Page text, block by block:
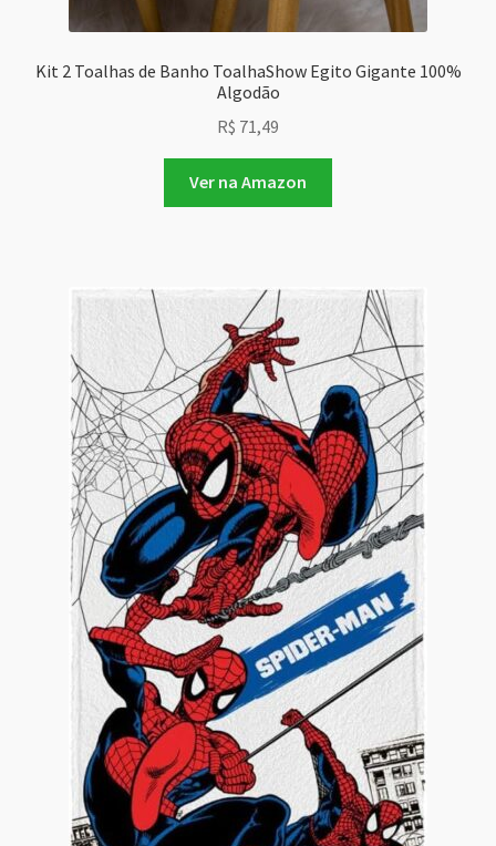
Kit 2 Toalhas de Banho ToalhaShow Egito Gigante 100%
Algodão
R$ 71,49
Ver na Amazon